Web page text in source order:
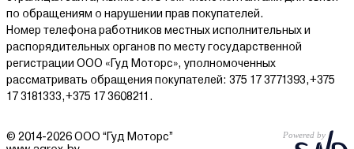
по обращениям о нарушении прав покупателей.
Номер телефона работников местных исполнительных и
распорядительных органов по месту государственной
регистрации ООО «Гуд Моторс», уполномоченных
рассматривать обращения покупателей: 375 17 3771393,+375
17 3181333,+375 17 3608211.
© 2014-2026 ООО “Гуд Моторс”